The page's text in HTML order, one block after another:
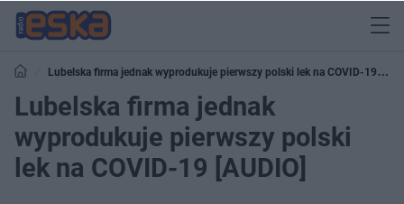
Lubelska firma jednak wyprodukuje pierwszy polski lek na COVID-19
[AUDIO]
Lubelska firma jednak
wyprodukuje pierwszy polski
lek na COVID-19 [AUDIO]